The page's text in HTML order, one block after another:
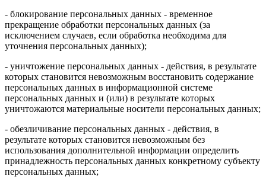
- блокирование персональных данных - временное
прекращение обработки персональных данных (за
исключением случаев, если обработка необходима для
уточнения персональных данных);
- уничтожение персональных данных - действия, в результате
которых становится невозможным восстановить содержание
персональных данных в информационной системе
персональных данных и (или) в результате которых
уничтожаются материальные носители персональных данных;
- обезличивание персональных данных - действия, в
результате которых становится невозможным без
использования дополнительной информации определить
принадлежность персональных данных конкретному субъекту
персональных данных;